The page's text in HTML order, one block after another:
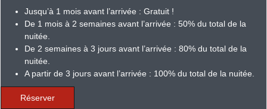
Jusqu’à 1 mois avant l’arrivée : Gratuit !
De 1 mois à 2 semaines avant l’arrivée : 50% du total de la
nuitée.
De 2 semaines à 3 jours avant l’arrivée : 80% du total de la
nuitée.
A partir de 3 jours avant l’arrivée : 100% du total de la nuitée.
Réserver